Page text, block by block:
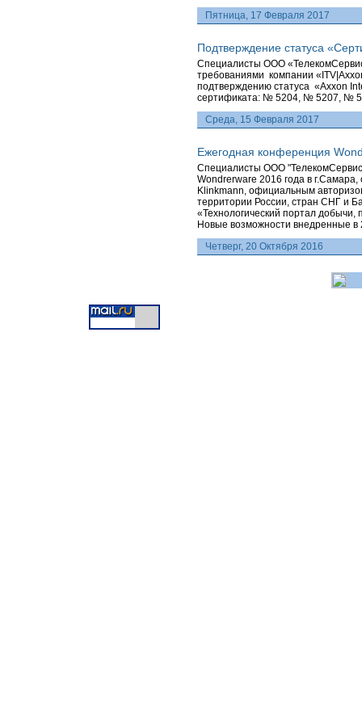
Пятница, 17 Февраля 2017
Подтверждение статуса
Специалисты ООО
требованиями компании
подтверждению статуса «Axxon
сертификата: № 5204, № 5207, №
Среда, 15 Февраля 2017
Ежегодная конференция
Специалисты ООО
Wondrerware 2016 года в
Klinkmann, официальным
территории России, стран СНГ и
«Технологический портал
Новые возможности внедренные в
Четверг, 20 Октября 2016